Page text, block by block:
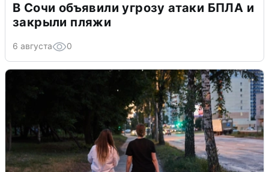
В Сочи объявили угрозу атаки БПЛА и
закрыли пляжи
6 августа 0